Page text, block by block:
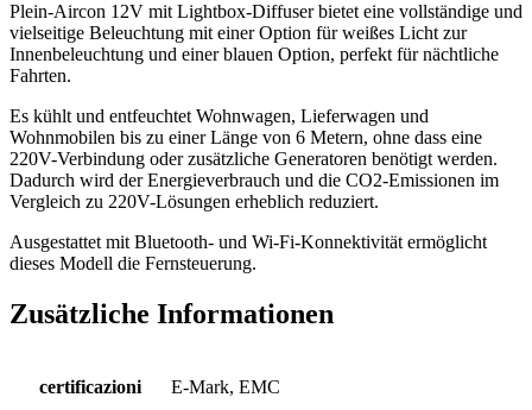
Plein-Aircon 12V mit Lightbox-Diffuser bietet eine vollständige und
vielseitige Beleuchtung mit einer Option für weißes Licht zur
Innenbeleuchtung und einer blauen Option, perfekt für nächtliche
Fahrten.
Es kühlt und entfeuchtet Wohnwagen, Lieferwagen und
Wohnmobilen bis zu einer Länge von 6 Metern, ohne dass eine
220V-Verbindung oder zusätzliche Generatoren benötigt werden.
Dadurch wird der Energieverbrauch und die CO2-Emissionen im
Vergleich zu 220V-Lösungen erheblich reduziert.
Ausgestattet mit Bluetooth- und Wi-Fi-Konnektivität ermöglicht
dieses Modell die Fernsteuerung.
Zusätzliche Informationen
certificazioni E-Mark, EMC